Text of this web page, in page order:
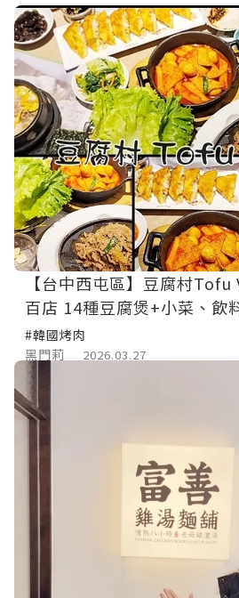
【台中西屯區】豆腐村
百店 14種豆腐煲+小菜、飲
到飽！
#韓國烤肉
黑門莉
2026.03.27